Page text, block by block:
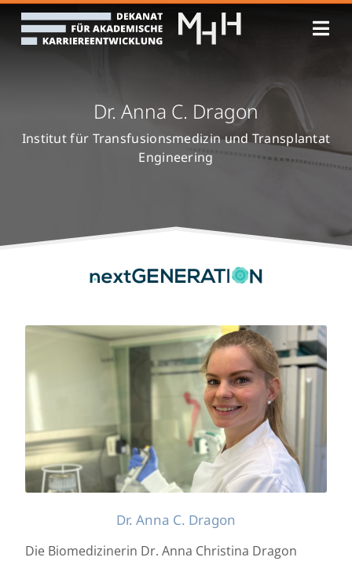
Zum
Inhalt
Dr. Anna C. Dragon
Institut für Transfusionsmedizin und Transplantat
Engineering
Dr. Anna C. Dragon
Die Biomedizinerin Dr. Anna Christina Dragon